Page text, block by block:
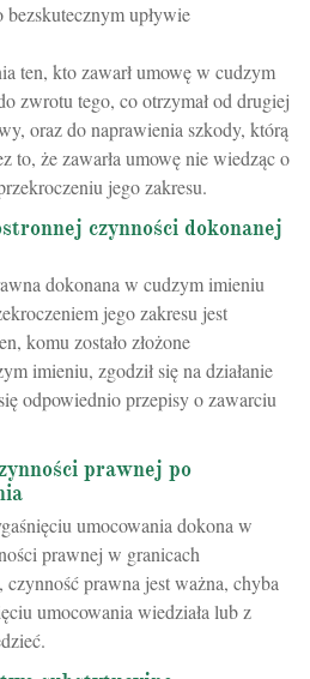
upływie
ten, kto zawarł umowę w cudzym
zwrotu tego, co otrzymał od drugiej
oraz do naprawienia szkody, którą
to, że zawarła umowę nie wiedząc o
jego zakresu.
czynności dokonanej
dokonana w cudzym imieniu
jego zakresu jest
komu zostało złożone
imieniu, zgodził się na działanie
odpowiednio przepisy o zawarciu
prawnej po
umocowania dokona w
prawnej w granicach
prawna jest ważna, chyba
umocowania wiedziała lub z